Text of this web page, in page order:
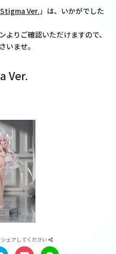
Ver.」は、いかがでした
りご確認いただけますので、
いませ。
Ver.
ェアしてください